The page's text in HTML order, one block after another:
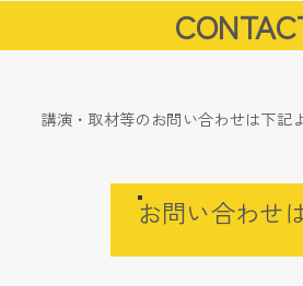
講演・取材等のお問い合わせは下記
お問い合わせ